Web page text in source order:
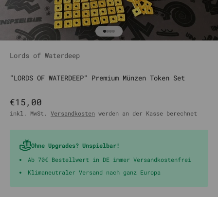
Gehe zu Element 1
Gehe zu Element 2
Gehe zu Element 3
Gehe zu Element 4
Lords of Waterdeep
"LORDS OF WATERDEEP" Premium Münzen Token Set
Angebot
€15,00
inkl. MwSt. Versandkosten werden an der Kasse berechnet
Ohne Upgrades? Unspielbar!
Ab 70€ Bestellwert in DE immer Versandkostenfrei
Klimaneutraler Versand nach ganz Europa